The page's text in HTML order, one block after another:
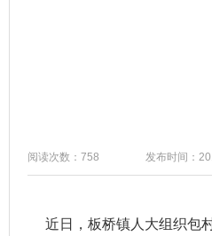
阅读次数：758 发布时间：
近日，板桥镇人大组织包